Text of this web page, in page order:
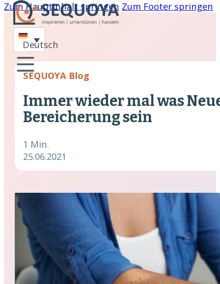
Zum Hauptinhalt springen Zum Footer springen
Deutsch
SEQUOYA Blog
Immer wieder mal was
Bereicherung sein
1 Min.
25.06.2021